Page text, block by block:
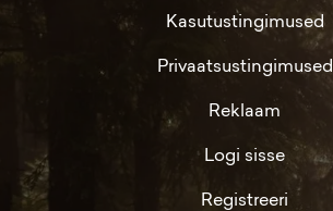
Kasutustingimused
Privaatsustingimused
Reklaam
Logi sisse
Registreeri